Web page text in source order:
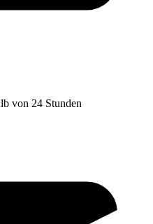
von 24 Stunden